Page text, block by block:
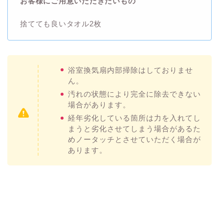
捨てても良いタオル2枚
浴室換気扇内部掃除はしておりませ
ん。
汚れの状態により完全に除去できない
場合があります。
経年劣化している箇所は力を入れてし
まうと劣化させてしまう場合があるた
めノータッチとさせていただく場合が
あります。